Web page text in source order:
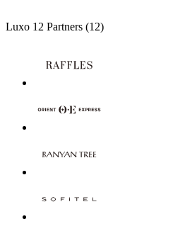
Luxo 12 Partners (12)